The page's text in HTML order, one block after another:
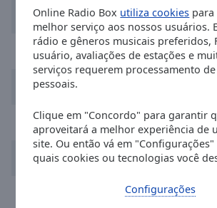
Online Radio Box utiliza cookies
melhor serviço aos nossos usuários.
rádio e gêneros musicais preferidos,
usuário, avaliações de estações e
serviços requerem processamento
pessoais.
Clique em "Concordo" para garantir
aproveitará a melhor experiência de
site. Ou então vá em "Configurações"
quais cookies ou tecnologias você
Configurações
Fullscreen
modal
window.
Beginning
dialog
window.
Radio Renascença
RFM
Radio Festival
Radio Nova Era
Barca Fm Rádio
Radio Santiago